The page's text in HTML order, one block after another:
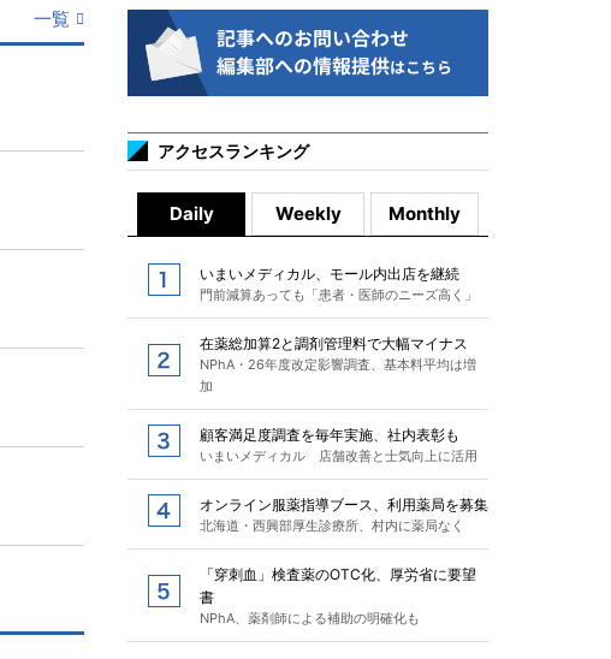
一覧
アクセスランキング
Daily Weekly Monthly
いまいメディカル、モール内出店を継続
門前減算あっても「患者・医師のニーズ高く」
在薬総加算2と調剤管理料で大幅マイナス
NPhA・26年度改定影響調査、基本料平均は増
加
顧客満足度調査を毎年実施、社内表彰も
いまいメディカル 店舗改善と士気向上に活用
オンライン服薬指導ブース、利用薬局を募集
北海道・西興部厚生診療所、村内に薬局なく
「穿刺血」検査薬のOTC化、厚労省に要望
書
NPhA、薬剤師による補助の明確化も